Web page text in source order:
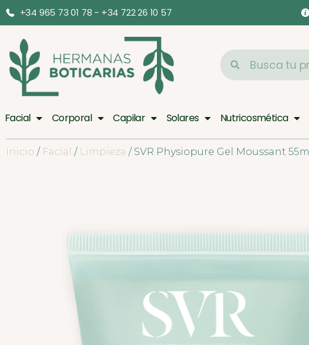
+34 965 73 01 78 - +34 722 26 10 57
Facial Corporal Capilar Solares Nutricosmética
Inicio / Facial / Limpieza / SVR Physiopure Gel Moussant 55ml